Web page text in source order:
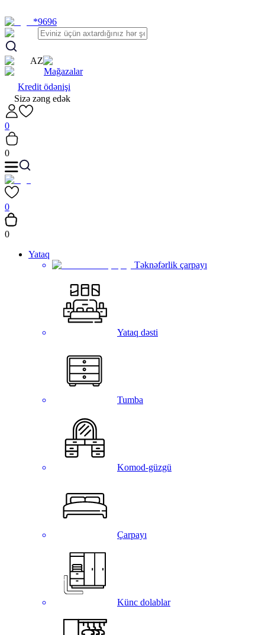
*9696
AZ
Mağazalar
Kredit ödənişi
Sizə zəng edək
0
0
0
0
Yataq
Təknəfərlik çarpayı
Yataq dəsti
Tumba
Komod-güzgü
Çarpayı
Künc dolablar